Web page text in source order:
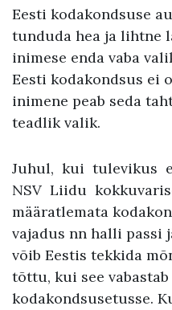
Eesti kodakondsuse
tunduda hea ja lihtne
inimese enda vaba
Eesti kodakondsus ei
inimene peab seda
teadlik valik.
Juhul, kui tulevikus
NSV Liidu
määratlemata
vajadus nn halli passi
võib Eestis tekkida
tõttu, kui see
kodakondsusetusse.